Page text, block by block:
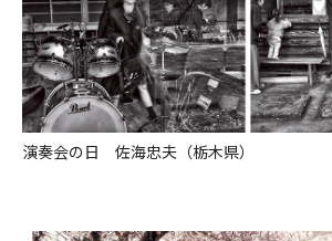
演奏会の日 佐海忠夫（栃木県）